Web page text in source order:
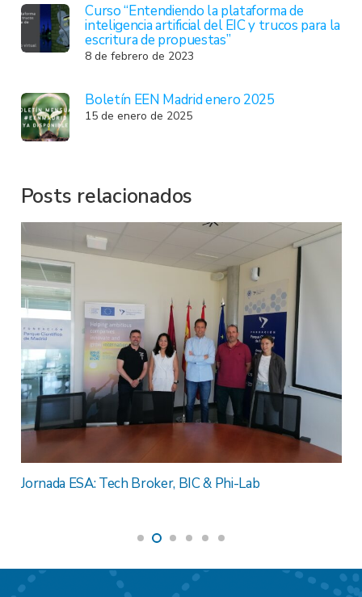
Curso “Entendiendo la plataforma de
inteligencia artificial del EIC y trucos para la
escritura de propuestas”
8 de febrero de 2023
Boletín EEN Madrid enero 2025
15 de enero de 2025
Posts relacionados
ESA: Tech Broker, BIC & Phi-Lab